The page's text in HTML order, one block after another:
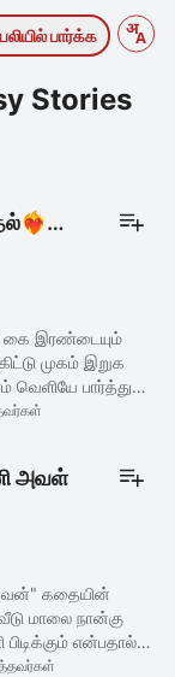
பார்க்க
Stories
கை இரண்டையும்
முகம் இறுக
பார்த்து
அவள்
கதையின்
இலைகள்